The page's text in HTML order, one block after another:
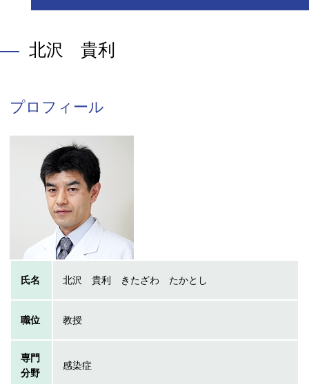
北沢 貴利
プロフィール
氏名 北沢 貴利 きたざわ たかとし
職位 教授
専門
分野
感染症